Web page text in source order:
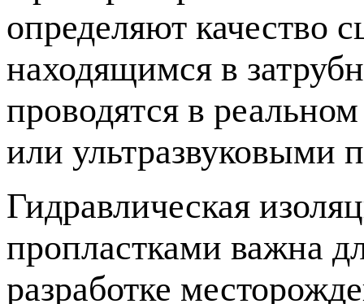
определяют качество
находящимся в
проводятся в
или ультразвуковыми
Гидравлическая
пропластками важна
разработке